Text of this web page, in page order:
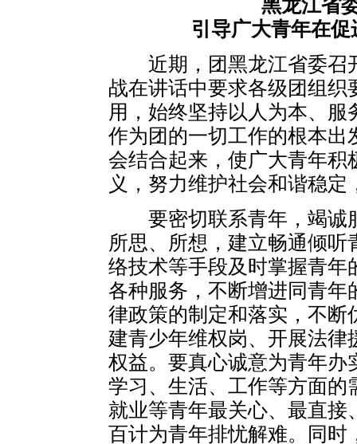
黑龙江省
引导广大青年在
近期，团黑龙江省委召
战在讲话中要求各级团组
用，始终坚持以人为本、
作为团的一切工作的根本出
会结合起来，使广大青年积
义，努力维护社会和谐稳
要密切联系青年，竭诚
所思、所想，建立畅通倾
络技术等手段及时掌握青年
各种服务，不断增进同青年
律政策的制定和落实，不断
建青少年维权岗、开展法
权益。要真心诚意为青年办
学习、生活、工作等方面的
就业等青年最关心、最直
百计为青年排忧解难。同时